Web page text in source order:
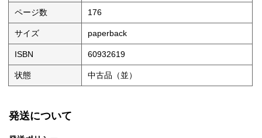
ページ数 176
サイズ paperback
ISBN 60932619
状態 中古品（並）
発送について